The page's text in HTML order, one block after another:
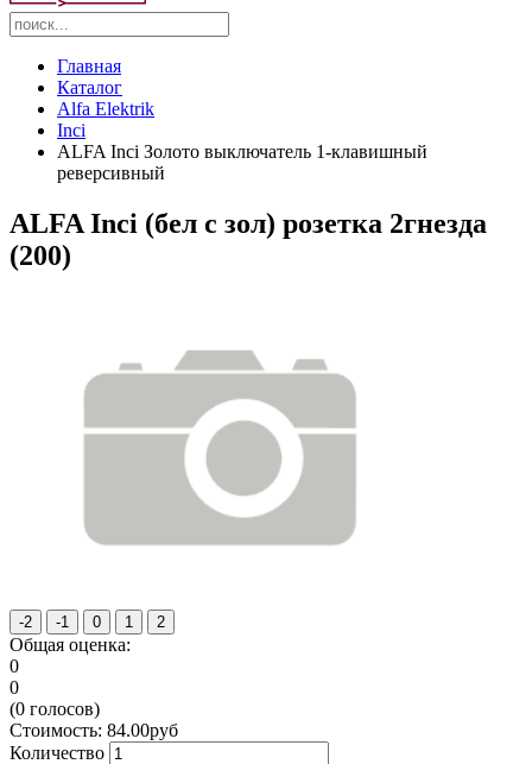
Главная
Каталог
Alfa Elektrik
Inci
ALFA Inci Золото выключатель 1-клавишный
реверсивный
ALFA Inci (бел с зол) розетка 2гнезда
(200)
Общая оценка:
0
0
(0 голосов)
Стоимость: 84.00руб
Количество